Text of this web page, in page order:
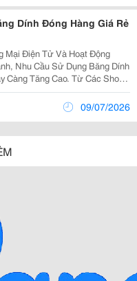
Dính Đóng Hàng Giá Rẻ
Mại Điện Tử Và Hoạt Động
Nhu Cầu Sử Dụng Băng Dính
Càng Tăng Cao. Từ Các Shop
Nghiệp Sản Xuất Đến Đơn Vị
Cần Một Loại Băng Dính Có
09/07/2026